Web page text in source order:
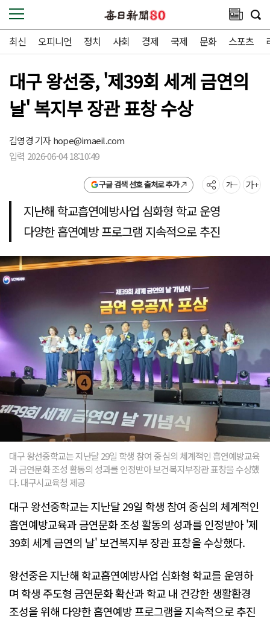
최신 오피니언 정치 사회 경제 국제 문화 스포츠
대구 왕선중, '제39회 세계 금연의
날' 복지부 장관 표창 수상
김영경 기자hope@imaeil.com
입력 2026-06-04 18:10:49
구글 검색 선호 출처로 추가
지난해 학교흡연예방사업 심화형 학교 운영
다양한 흡연예방 프로그램 지속적으로 추진
대구 왕선중학교는 지난달 29일 학생 참여 중심의 체계적인 흡연예방교육
과 금연문화 조성 활동의 성과를 인정받아 보건복지부장관 표창을 수상했
다. 대구시교육청 제공
대구 왕선중학교는 지난달 29일 학생 참여 중심의 체계적인
흡연예방교육과 금연문화 조성 활동의 성과를 인정받아 '제
39회 세계 금연의 날' 보건복지부 장관 표창을 수상했다.
왕선중은 지난해 학교흡연예방사업 심화형 학교를 운영하
며 학생 주도형 금연문화 확산과 학교 내 건강한 생활환경
조성을 위해 다양한 흡연예방 프로그램을 지속적으로 추진